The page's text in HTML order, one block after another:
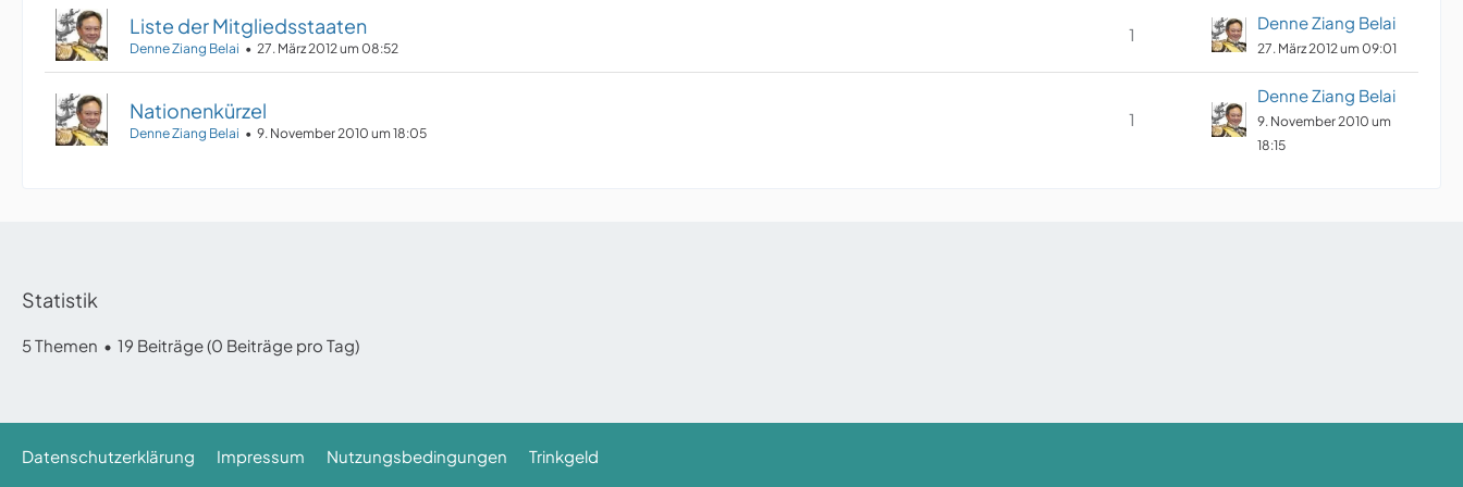
Liste der Mitgliedsstaaten
Denne Ziang Belai 27. März 2012 um 08:52
1
Denne Ziang Belai
27. März 2012 um 09:01
Nationenkürzel
Denne Ziang Belai 9. November 2010 um 18:05
1
Denne Ziang Belai
9. November 2010 um
18:15
Statistik
5 Themen 19 Beiträge (0 Beiträge pro Tag)
Datenschutzerklärung Impressum Nutzungsbedingungen Trinkgeld